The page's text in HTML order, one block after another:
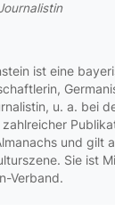
ist eine
u. a. bei
zahlreicher
und gilt
Sie ist
Verband.